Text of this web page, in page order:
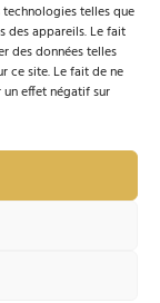
telles que
des appareils. Le fait
des données telles
ce site. Le fait de ne
effet négatif sur
du- F
a
c
e
b
I
n
s
t
a
REMPLIR LE
du Beaujolais |